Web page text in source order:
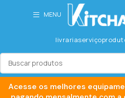
MENU
livrariaserviço
Acesse os melhores